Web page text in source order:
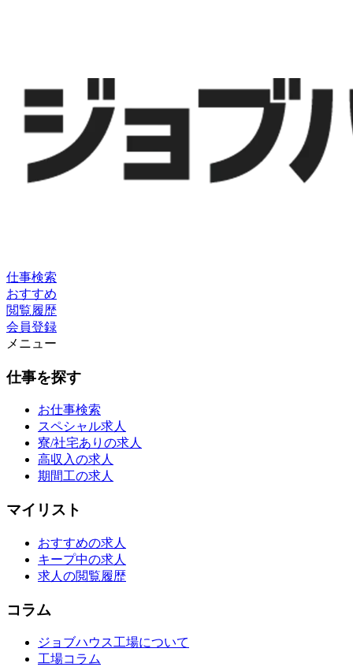
仕事検索
おすすめ
閲覧履歴
会員登録
メニュー
仕事を探す
お仕事検索
スペシャル求人
寮/社宅ありの求人
高収入の求人
期間工の求人
マイリスト
おすすめの求人
キープ中の求人
求人の閲覧履歴
コラム
ジョブハウス工場について
工場コラム